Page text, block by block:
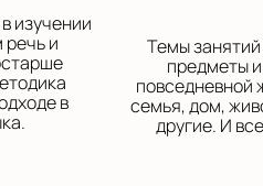
изучении
речь и
в
Темы
предметы
повседневной
семья, дом,
другие. И